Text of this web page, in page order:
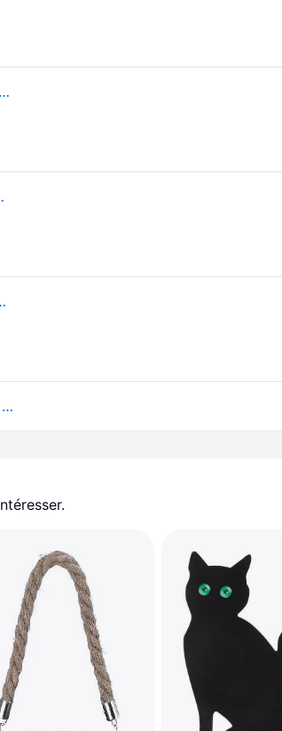
Frandsen - Grasp LED Lampe d'extérieur à accu avec piquet de terre, noir - Noir
- À ampoule unique
ONE enthalten/max. 4W/dimmbar/ 2700K/ 150/75
Frandsen Grasp Lampadaire sans fil avec piquet de terre, LED, 136782,